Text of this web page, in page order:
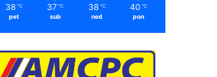
38 ℃
pet
37 ℃
sub
38 ℃
ned
40 ℃
pon